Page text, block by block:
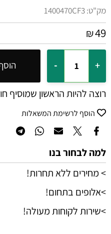
מק"ט:1400470CF3
₪49
רוצה להיות הראשון שמוסיף
הוסף לרשימת המשאלות
למה לבחור בנו
> מחירים ללא תחרות!
>אלופים בתחום!
>שירות לקוחות מעולה!